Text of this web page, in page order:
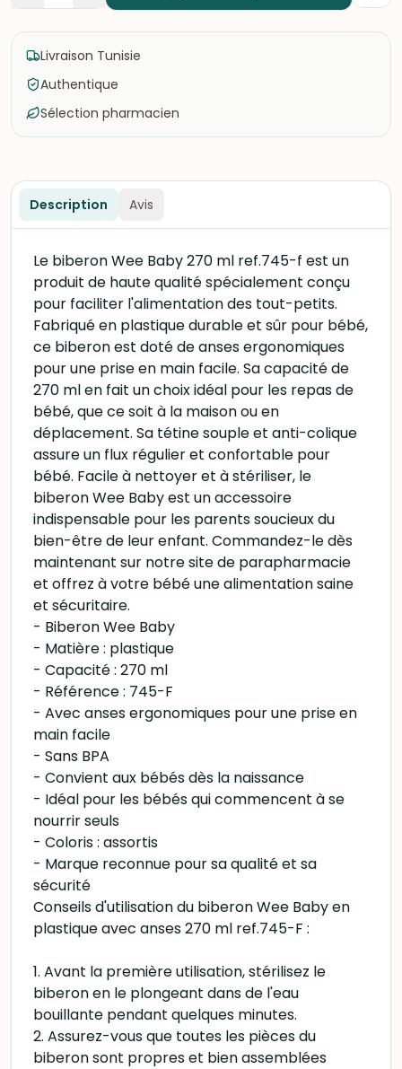
Livraison Tunisie
Authentique
Sélection pharmacien
Description Avis
Le biberon Wee Baby 270 ml ref.745-f est un
produit de haute qualité spécialement conçu
pour faciliter l'alimentation des tout-petits.
Fabriqué en plastique durable et sûr pour bébé,
ce biberon est doté de anses ergonomiques
pour une prise en main facile. Sa capacité de
270 ml en fait un choix idéal pour les repas de
bébé, que ce soit à la maison ou en
déplacement. Sa tétine souple et anti-colique
assure un flux régulier et confortable pour
bébé. Facile à nettoyer et à stériliser, le
biberon Wee Baby est un accessoire
indispensable pour les parents soucieux du
bien-être de leur enfant. Commandez-le dès
maintenant sur notre site de parapharmacie
et offrez à votre bébé une alimentation saine
et sécuritaire.
- Biberon Wee Baby
- Matière : plastique
- Capacité : 270 ml
- Référence : 745-F
- Avec anses ergonomiques pour une prise en
main facile
- Sans BPA
- Convient aux bébés dès la naissance
- Idéal pour les bébés qui commencent à se
nourrir seuls
- Coloris : assortis
- Marque reconnue pour sa qualité et sa
sécurité
Conseils d'utilisation du biberon Wee Baby en
plastique avec anses 270 ml ref.745-F :
1. Avant la première utilisation, stérilisez le
biberon en le plongeant dans de l'eau
bouillante pendant quelques minutes.
2. Assurez-vous que toutes les pièces du
biberon sont propres et bien assemblées